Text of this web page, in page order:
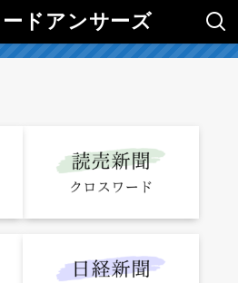
ドアンサーズ